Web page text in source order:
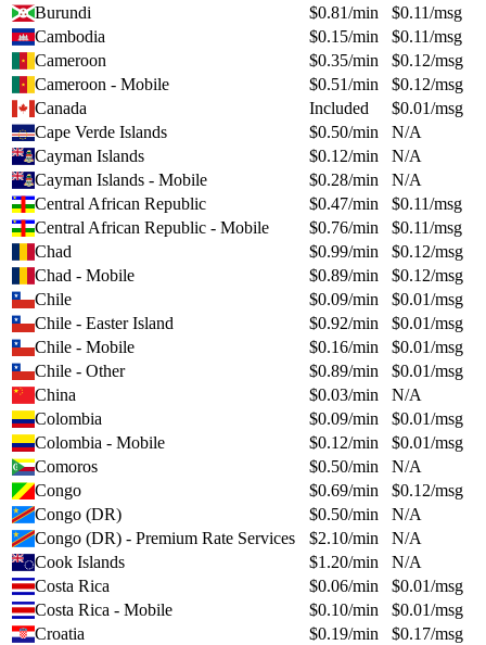
Burundi
$0.81/min $0.11/msg
Cambodia
$0.15/min $0.11/msg
Cameroon
$0.35/min $0.12/msg
Cameroon - Mobile
$0.51/min $0.12/msg
Canada
Included $0.01/msg
Cape Verde Islands
$0.50/min
N/A
Cayman Islands
$0.12/min
N/A
Cayman Islands - Mobile
$0.28/min
N/A
Central African Republic
$0.47/min $0.11/msg
Central African Republic - Mobile
$0.76/min $0.11/msg
Chad
$0.99/min $0.12/msg
Chad - Mobile
$0.89/min $0.12/msg
Chile
$0.09/min $0.01/msg
Chile - Easter Island
$0.92/min $0.01/msg
Chile - Mobile
$0.16/min $0.01/msg
Chile - Other
$0.89/min $0.01/msg
China
$0.03/min
N/A
Colombia
$0.09/min $0.01/msg
Colombia - Mobile
$0.12/min $0.01/msg
Comoros
$0.50/min
N/A
Congo
$0.69/min $0.12/msg
Congo (DR)
$0.50/min
N/A
Congo (DR) - Premium Rate Services
$2.10/min
N/A
Cook Islands
$1.20/min
N/A
Costa Rica
$0.06/min $0.01/msg
Costa Rica - Mobile
$0.10/min $0.01/msg
Croatia
$0.19/min $0.17/msg